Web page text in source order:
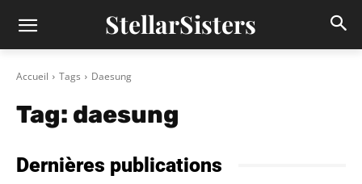
StellarSisters
Accueil Tags Daesung
Tag: daesung
Dernières publications